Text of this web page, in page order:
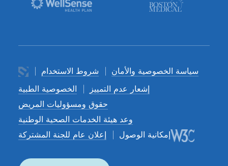
شروط الاستخدام
سياسة الخصوصية والأمان
الخصوصية الطبية
إشعار عدم التمييز
حقوق ومسؤوليات المريض
وعد هيئة الخدمات الصحية الوطنية
إعلان عام للجنة المشتركة
إمكانية الوصول